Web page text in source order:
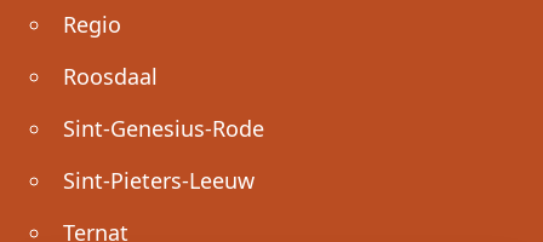
Regio
Roosdaal
Sint-Genesius-Rode
Sint-Pieters-Leeuw
Ternat